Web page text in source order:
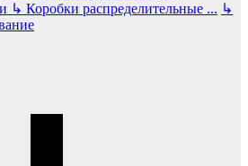
↳ Коробки распределительные ... ↳